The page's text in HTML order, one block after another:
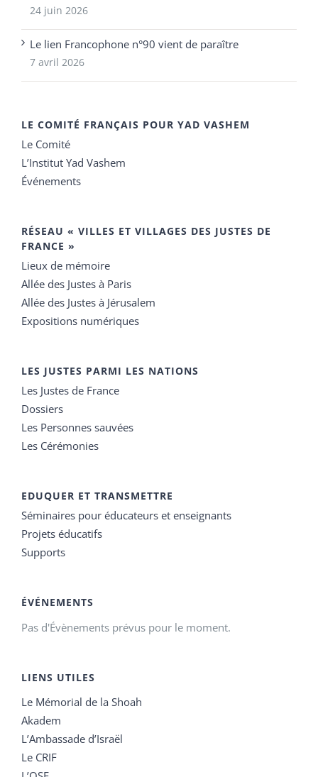
24 juin 2026
Le lien Francophone n°90 vient de paraître
7 avril 2026
LE COMITÉ FRANÇAIS POUR YAD VASHEM
Le Comité
L’Institut Yad Vashem
Événements
RÉSEAU « VILLES ET VILLAGES DES JUSTES DE
FRANCE »
Lieux de mémoire
Allée des Justes à Paris
Allée des Justes à Jérusalem
Expositions numériques
LES JUSTES PARMI LES NATIONS
Les Justes de France
Dossiers
Les Personnes sauvées
Les Cérémonies
EDUQUER ET TRANSMETTRE
Séminaires pour éducateurs et enseignants
Projets éducatifs
Supports
ÉVÉNEMENTS
Pas d'Évènements prévus pour le moment.
LIENS UTILES
Le Mémorial de la Shoah
Akadem
L’Ambassade d’Israël
Le CRIF